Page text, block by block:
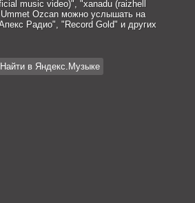
music video)", "xanadu (raizhell
Ozcan можно услышать на
Радио", "Record Gold" и других
Найти в Яндекс.Музыке